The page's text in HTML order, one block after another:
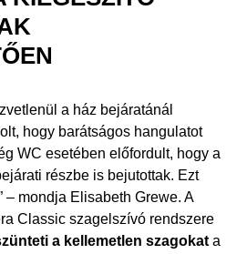
a ház bejáratánál
hogy barátságos hangulatot
WC esetében előfordult, hogy a
részbe is bejutottak. Ezt
– mondja Elisabeth Grewe. A
Classic szagelszívó rendszere
a kellemetlen szagokat a